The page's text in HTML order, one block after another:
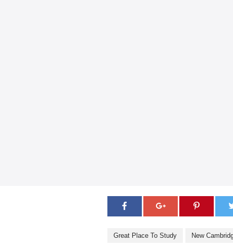
Great Place To Study New